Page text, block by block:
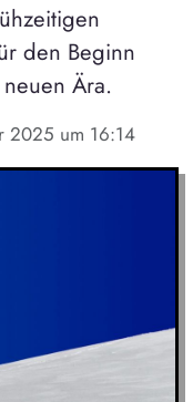
den Beginn
Ära.
2025 um 16:14